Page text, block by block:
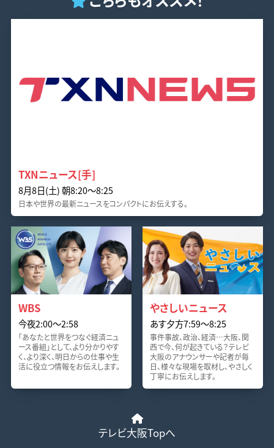
TXNニュース[手]
8月8日(土) 朝8:20〜8:25
日本や世界の最新ニュースをコンパクトにお伝えする。
WBS
今夜2:00〜2:58
「あなたと世界をつなぐ経済ニュ
ース番組」として、より分かりやす
く、より深く、明日からの仕事や生
活に役立つ情報をお伝えします。
やさしいニュース
あす夕方7:59〜8:25
事件事故、政治、経済…大阪、関
西で今、何が起きている？テレビ
大阪のアナウンサーや記者が毎
日、様々な現場を取材し、やさしく
丁寧にお伝えします。
テレビ大阪Topへ